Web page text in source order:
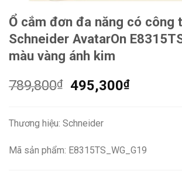
Ổ cắm đơn đa năng có công
Schneider AvatarOn
màu vàng ánh kim
789,800₫
Giá
789,800₫.
495,300₫Giá
Thương hiệu: Schneider
Mã sản phẩm: E8315TS_WG_G19